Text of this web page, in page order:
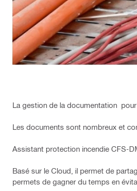
La gestion de la documentation
Les documents sont nombreux et
Assistant protection incendie CFS-
Basé sur le Cloud, il permet de
permets de gagner du temps en